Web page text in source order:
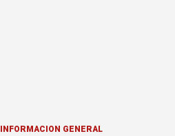
INFORMACION GENERAL